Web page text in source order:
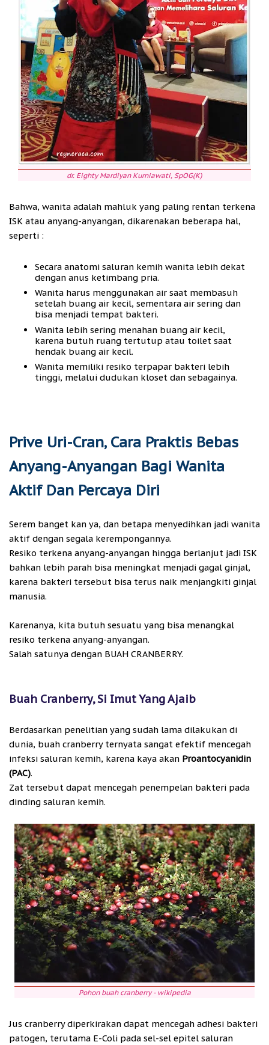
dr. Eighty Mardiyan Kurniawati, SpOG(K)
Bahwa, wanita adalah mahluk yang paling rentan terkena
ISK atau anyang-anyangan, dikarenakan beberapa hal,
seperti :
Secara anatomi saluran kemih wanita lebih dekat
dengan anus ketimbang pria.
Wanita harus menggunakan air saat membasuh
setelah buang air kecil, sementara air sering dan
bisa menjadi tempat bakteri.
Wanita lebih sering menahan buang air kecil,
karena butuh ruang tertutup atau toilet saat
hendak buang air kecil.
Wanita memiliki resiko terpapar bakteri lebih
tinggi, melalui dudukan kloset dan sebagainya.
Prive Uri-Cran, Cara Praktis Bebas
Anyang-Anyangan Bagi Wanita
Aktif Dan Percaya Diri
Serem banget kan ya, dan betapa menyedihkan jadi wanita
aktif dengan segala kerempongannya.
Resiko terkena anyang-anyangan hingga berlanjut jadi ISK
bahkan lebih parah bisa meningkat menjadi gagal ginjal,
karena bakteri tersebut bisa terus naik menjangkiti ginjal
manusia.
Karenanya, kita butuh sesuatu yang bisa menangkal
resiko terkena anyang-anyangan.
Salah satunya dengan BUAH CRANBERRY.
Buah Cranberry, Si Imut Yang Ajaib
Berdasarkan penelitian yang sudah lama dilakukan di
dunia, buah cranberry ternyata sangat efektif mencegah
infeksi saluran kemih, karena kaya akan Proantocyanidin
(PAC).
Zat tersebut dapat mencegah penempelan bakteri pada
dinding saluran kemih.
Pohon buah cranberry - wikipedia
Jus cranberry diperkirakan dapat mencegah adhesi bakteri
patogen, terutama E-Coli pada sel-sel epitel saluran